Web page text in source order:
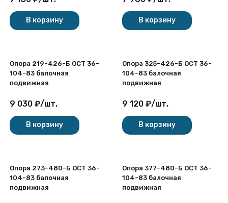
В корзину В корзину
Опора 219-426-Б ОСТ 36-
104-83 балочная
подвижная
9 030 ₽/шт.
В корзину
Опора 325-426-Б ОСТ 36-
104-83 балочная
подвижная
9 120 ₽/шт.
В корзину
Опора 273-480-Б ОСТ 36-
104-83 балочная
подвижная
Опора 377-480-Б ОСТ 36-
104-83 балочная
подвижная